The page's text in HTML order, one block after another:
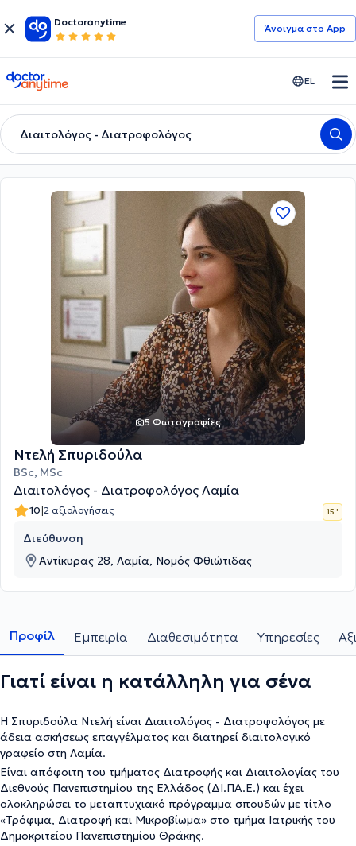
Doctoranytime
Άνοιγμα στο App
doctoranytime EL
Διαιτολόγος - Διατροφολόγος
5 Φωτογραφίες
Ντελή Σπυριδούλα
BSc, MSc
Διαιτολόγος - Διατροφολόγος Λαμία
10|2 αξιολογήσεις 15 '
Διεύθυνση
Αντίκυρας 28, Λαμία, Νομός Φθιώτιδας
Προφίλ Εμπειρία Διαθεσιμότητα Υπηρεσίες
Γιατί είναι η κατάλληλη για σένα
Η Σπυριδούλα Ντελή είναι Διαιτολόγος - Διατροφολόγος με
άδεια ασκήσεως επαγγέλματος και διατηρεί διαιτολογικό
γραφείο στη Λαμία.
Είναι απόφοιτη του τμήματος Διατροφής και Διαιτολογίας του
Διεθνούς Πανεπιστημίου της Ελλάδος (ΔΙ.ΠΑ.Ε.) και έχει
ολοκληρώσει το μεταπτυχιακό πρόγραμμα σπουδών με τίτλο
«Τρόφιμα, Διατροφή και Μικροβίωμα» στο τμήμα Ιατρικής του
Δημοκριτείου Πανεπιστημίου Θράκης.